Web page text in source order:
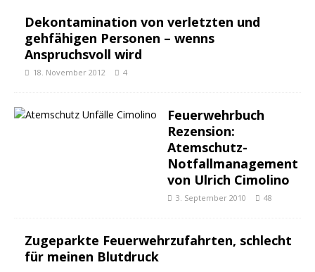
Dekontamination von verletzten und
gehfähigen Personen – wenns
Anspruchsvoll wird
18. November 2012 4
Feuerwehrbuch
Rezension:
Atemschutz-
Notfallmanagement
von Ulrich Cimolino
3. September 2010 48
Zugeparkte Feuerwehrzufahrten, schlecht
für meinen Blutdruck